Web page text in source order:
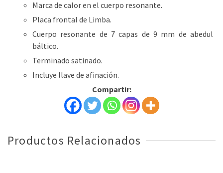
Marca de calor en el cuerpo resonante.
Placa frontal de Limba.
Cuerpo resonante de 7 capas de 9 mm de abedul
báltico.
Terminado satinado.
Incluye llave de afinación.
Compartir:
Productos Relacionados